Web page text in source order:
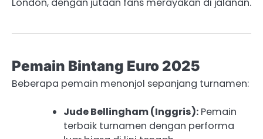
Pemain Bintang Euro 2025
Beberapa pemain menonjol sepanjang turnamen:
Jude Bellingham (Inggris): Pemain
terbaik turnamen dengan performa